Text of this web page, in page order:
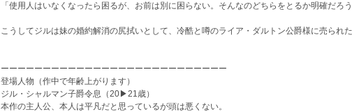
「使用人はいなくなったら困るが、お前は別に困らない。そんなのどちらをとるか明確だろう
こうしてジルは妹の婚約解消の尻拭いとして、冷酷と噂のライア・ダルトン公爵様に売られた
ーーーーーーーーーーーーーーーーーーーーーーーーーーー
登場人物（作中で年齢上がります）
ジル・シャルマン子爵令息（20▶︎21歳）
本作の主人公、本人は平凡だと思っているが頭は悪くない。